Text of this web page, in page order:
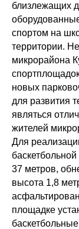
близлежащих
спортом на
территории.
микрорайона
новых
для развития
являться
жителей
Для
37 метров,
высота 1,8
площадке